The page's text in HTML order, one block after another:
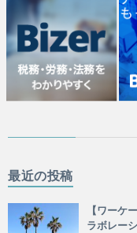
最近の投稿
【ワーケ
ラボレー